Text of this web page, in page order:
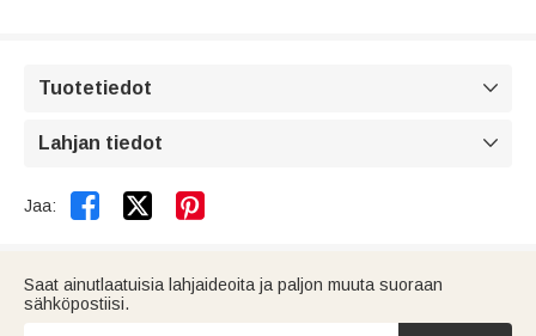
Tuotetiedot 
Lahjan tiedot 
Jaa:  
Saat ainutlaatuisia lahjaideoita ja paljon muuta suoraan
sähköpostiisi.